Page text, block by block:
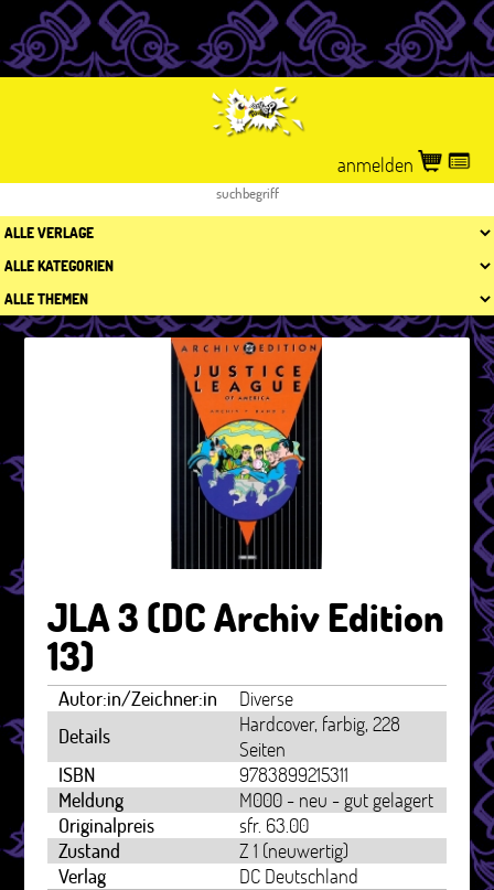
anmelden
JLA 3 (DC Archiv Edition
13)
Autor:in/Zeichner:in
Diverse
Details
Hardcover, farbig, 228
Seiten
ISBN
9783899215311
Meldung
M000 - neu - gut gelagert
Originalpreis
sfr. 63.00
Zustand
Z 1 (neuwertig)
Verlag
DC Deutschland